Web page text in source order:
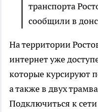
транспорта
сообщили в
На территории
интернет уже
которые курсируют
а также в двух
Подключиться к